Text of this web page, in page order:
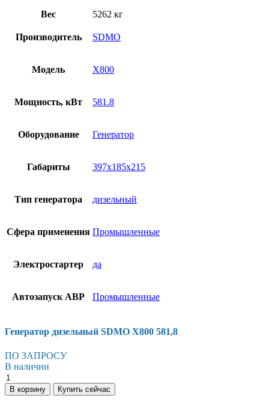
Вес 5262 кг
Производитель SDMO
Модель X800
Мощность, кВт 581.8
Оборудование Генератор
Габариты 397x185x215
Тип генератора дизельный
Сфера применения Промышленные
Электростартер да
Автозапуск АВР Промышленные
Генератор дизельный SDMO X800 581,8
ПО ЗАПРОСУ
В наличии
Генератор
дизельный
SDMO
В корзину Купить сейчас